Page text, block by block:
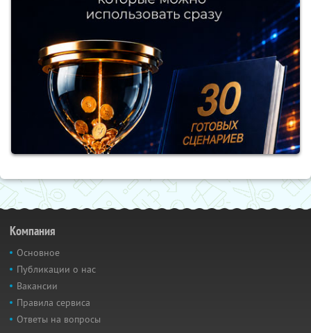
Компания
Основное
Публикации о нас
Вакансии
Правила сервиса
Ответы на вопросы